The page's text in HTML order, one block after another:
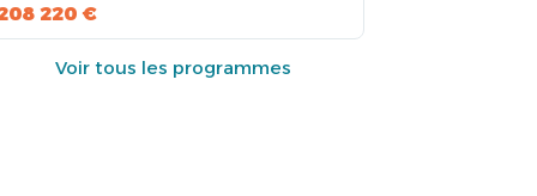
220 €
Voir tous les programmes